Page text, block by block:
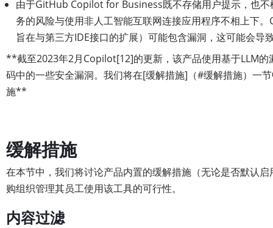
由于GitHub Copilot for Business既不存储用户提示，也不
务的风险与使用非人工智能互联网连接应用程序不相上下
旨在与第三方IDE接口的扩展）可能包含漏洞，这可能会导
**截至2023年2月Copilot[12]的更新，该产品使用基于LLM的
码中的一些安全漏洞。我们将在[缓解措施]（#缓解措施）一
施**
缓解措施
在本节中，我们将讨论产品内置的缓解措施（无论是否默认
购组织管理其员工使用该工具的可行性。
内容过滤